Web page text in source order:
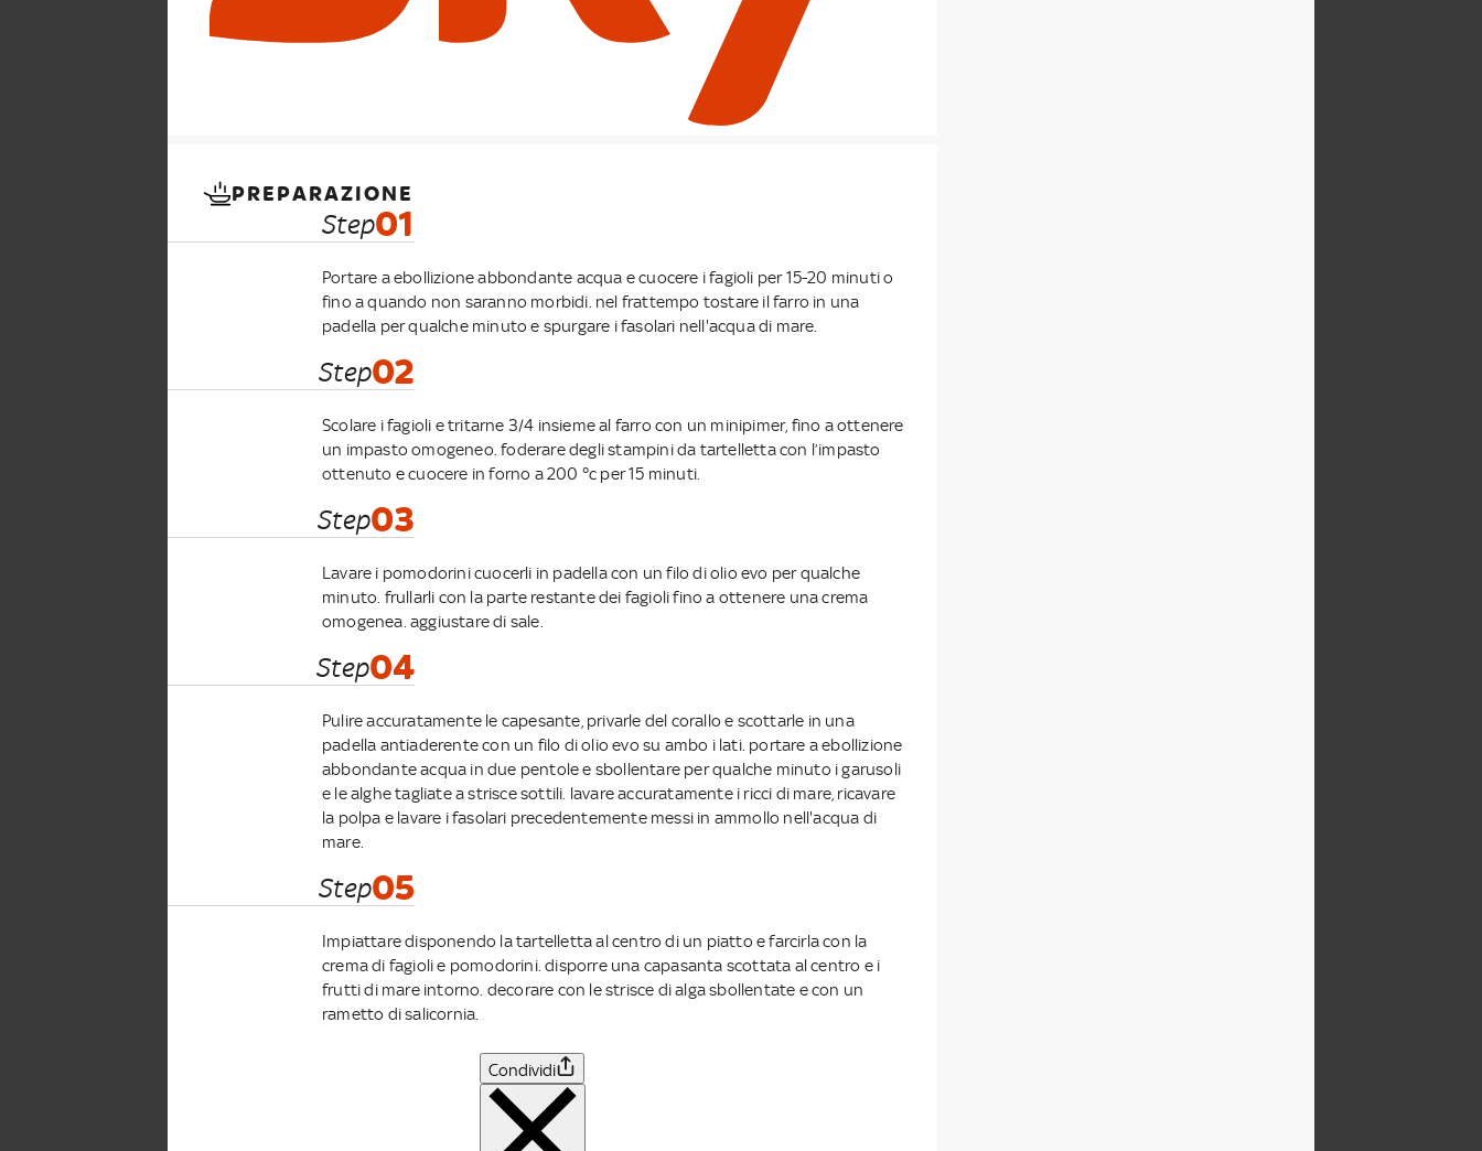
PREPARAZIONE
Step01
Portare a ebollizione abbondante acqua e cuocere i fagioli per 15-20 minuti o
fino a quando non saranno morbidi. nel frattempo tostare il farro in una
padella per qualche minuto e spurgare i fasolari nell'acqua di mare.
Step02
Scolare i fagioli e tritarne 3/4 insieme al farro con un minipimer, fino a ottenere
un impasto omogeneo. foderare degli stampini da tartelletta con l’impasto
ottenuto e cuocere in forno a 200 °c per 15 minuti.
Step03
Lavare i pomodorini cuocerli in padella con un filo di olio evo per qualche
minuto. frullarli con la parte restante dei fagioli fino a ottenere una crema
omogenea. aggiustare di sale.
Step04
Pulire accuratamente le capesante, privarle del corallo e scottarle in una
padella antiaderente con un filo di olio evo su ambo i lati. portare a ebollizione
abbondante acqua in due pentole e sbollentare per qualche minuto i garusoli
e le alghe tagliate a strisce sottili. lavare accuratamente i ricci di mare, ricavare
la polpa e lavare i fasolari precedentemente messi in ammollo nell'acqua di
mare.
Step05
Impiattare disponendo la tartelletta al centro di un piatto e farcirla con la
crema di fagioli e pomodorini. disporre una capasanta scottata al centro e i
frutti di mare intorno. decorare con le strisce di alga sbollentate e con un
rametto di salicornia.
Condividi